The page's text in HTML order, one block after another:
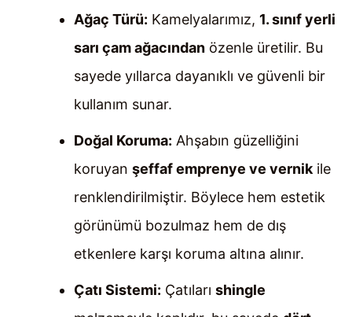
Ağaç Türü: Kamelyalarımız, 1. sınıf yerli
sarı çam ağacından özenle üretilir. Bu
sayede yıllarca dayanıklı ve güvenli bir
kullanım sunar.
Doğal Koruma: Ahşabın güzelliğini
koruyan şeffaf emprenye ve vernik ile
renklendirilmiştir. Böylece hem estetik
görünümü bozulmaz hem de dış
etkenlere karşı koruma altına alınır.
Çatı Sistemi: Çatıları shingle